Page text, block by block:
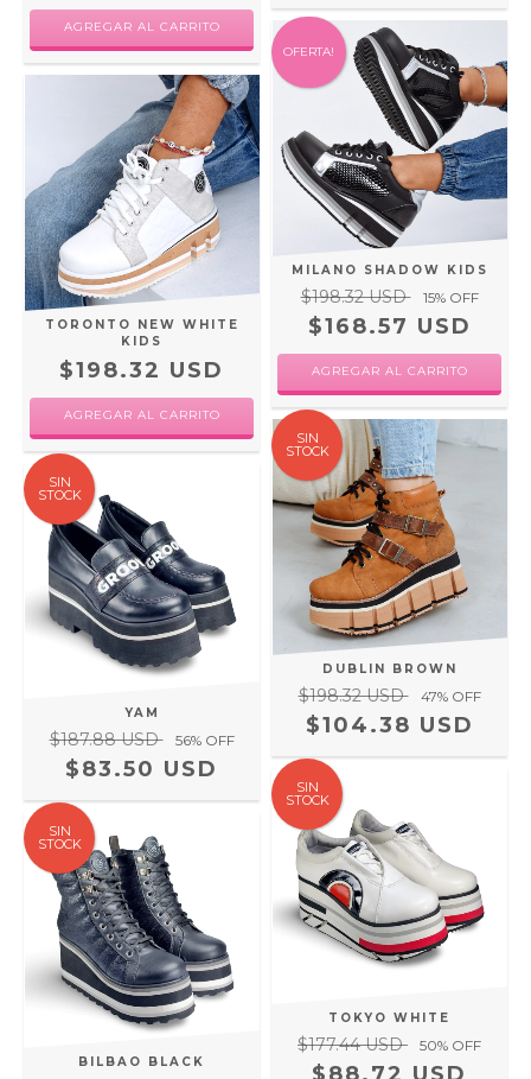
AGREGAR AL CARRITO
TORONTO NEW WHITE
KIDS
$198.32 USD
AGREGAR AL CARRITO
OFERTA!
MILANO SHADOW KIDS
$198.32 USD 15% OFF
$168.57 USD
AGREGAR AL CARRITO
SIN
STOCK
YAM
$187.88 USD 56% OFF
$83.50 USD
SIN
STOCK
DUBLIN BROWN
$198.32 USD 47% OFF
$104.38 USD
SIN
STOCK
BILBAO BLACK
SIN
STOCK
TOKYO WHITE
$177.44 USD 50% OFF